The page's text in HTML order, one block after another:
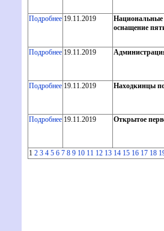
Подробнее 19.11.2019
Национальные
оснащение
Подробнее 19.11.2019
Подробнее 19.11.2019 Находкинцы
Подробнее 19.11.2019 Открытое
1 2 3 4 5 6 7 8 9 10 11 12 13 14 15 16 17 18